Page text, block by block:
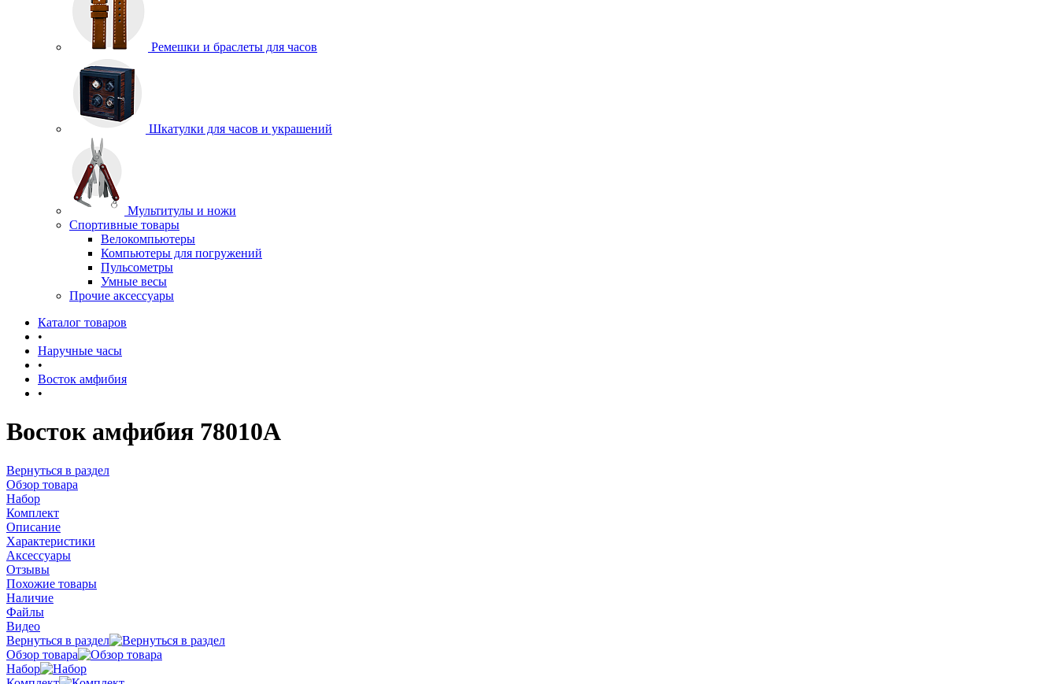
Ремешки и браслеты для часов
Шкатулки для часов и украшений
Мультитулы и ножи
Спортивные товары
Велокомпьютеры
Компьютеры для погружений
Пульсометры
Умные весы
Прочие аксессуары
Каталог товаров
•
Наручные часы
•
Восток амфибия
•
Восток амфибия 78010А
Вернуться в раздел
Обзор товара
Набор
Комплект
Описание
Характеристики
Аксессуары
Отзывы
Похожие товары
Наличие
Файлы
Видео
Вернуться в раздел
Обзор товара
Набор